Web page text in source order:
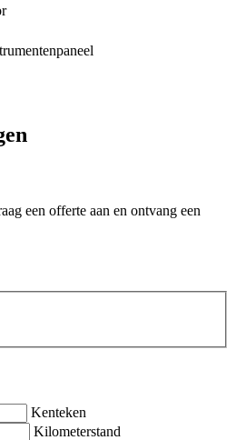
een offerte aan en ontvang een
Kenteken
Kilometerstand